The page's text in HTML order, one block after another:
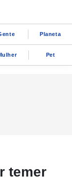
Planeta
Pet
temer